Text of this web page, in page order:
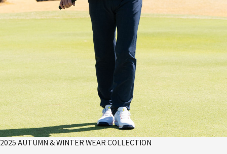
2025 AUTUMN & WINTER WEAR COLLECTION